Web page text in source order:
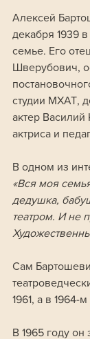
Алексей
декабря 1939
семье. Его
Шверубович,
студии МХАТ,
актер
актриса и
В одном из
«Вся моя
дедушка,
театром. И не
Сам
1961, а в 1964-
В 1965 году он